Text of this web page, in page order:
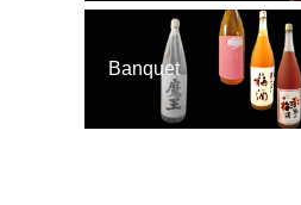
Banquet